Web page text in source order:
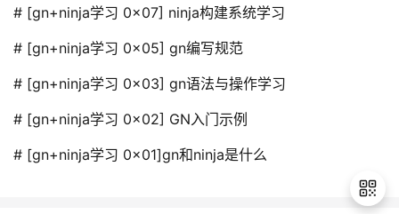
# [gn+ninja学习 0x07] ninja构建系统学习
# [gn+ninja学习 0x05] gn编写规范
# [gn+ninja学习 0x03] gn语法与操作学习
# [gn+ninja学习 0x02] GN入门示例
# [gn+ninja学习 0x01]gn和ninja是什么